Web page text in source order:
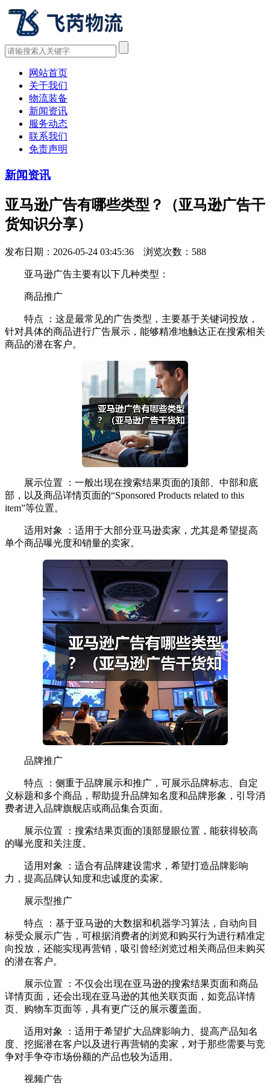
网站首页
关于我们
物流装备
新闻资讯
服务动态
联系我们
免责声明
新闻资讯
亚马逊广告有哪些类型？（亚马逊广告干
货知识分享）
发布日期：2026-05-24 03:45:36 浏览次数： 588
亚马逊广告主要有以下几种类型：
商品推广
特点 ：这是最常见的广告类型，主要基于关键词投放，
针对具体的商品进行广告展示，能够精准地触达正在搜索相关
商品的潜在客户。
展示位置 ：一般出现在搜索结果页面的顶部、中部和底
部，以及商品详情页面的“Sponsored Products related to this
item”等位置。
适用对象 ：适用于大部分亚马逊卖家，尤其是希望提高
单个商品曝光度和销量的卖家。
品牌推广
特点 ：侧重于品牌展示和推广，可展示品牌标志、自定
义标题和多个商品，帮助提升品牌知名度和品牌形象，引导消
费者进入品牌旗舰店或商品集合页面。
展示位置 ：搜索结果页面的顶部显眼位置，能获得较高
的曝光度和关注度。
适用对象 ：适合有品牌建设需求，希望打造品牌影响
力，提高品牌认知度和忠诚度的卖家。
展示型推广
特点 ：基于亚马逊的大数据和机器学习算法，自动向目
标受众展示广告，可根据消费者的浏览和购买行为进行精准定
向投放，还能实现再营销，吸引曾经浏览过相关商品但未购买
的潜在客户。
展示位置 ：不仅会出现在亚马逊的搜索结果页面和商品
详情页面，还会出现在亚马逊的其他关联页面，如竞品详情
页、购物车页面等，具有更广泛的展示覆盖面。
适用对象 ：适用于希望扩大品牌影响力、提高产品知名
度、挖掘潜在客户以及进行再营销的卖家，对于那些需要与竞
争对手争夺市场份额的产品也较为适用。
视频广告